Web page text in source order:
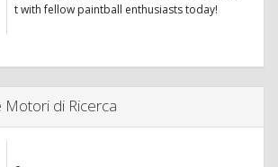
t with fellow paintball enthusiasts today!
Motori di Ricerca